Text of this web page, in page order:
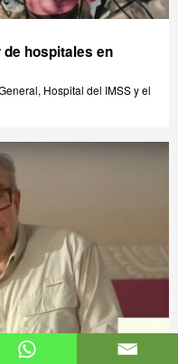
hospitales en
Hospital del IMSS y el